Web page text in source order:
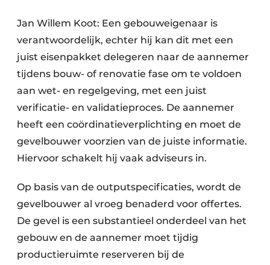
Jan Willem Koot: Een gebouweigenaar is
verantwoordelijk, echter hij kan dit met een
juist eisenpakket delegeren naar de aannemer
tijdens bouw- of renovatie fase om te voldoen
aan wet- en regelgeving, met een juist
verificatie- en validatieproces. De aannemer
heeft een coördinatieverplichting en moet de
gevelbouwer voorzien van de juiste informatie.
Hiervoor schakelt hij vaak adviseurs in.
Op basis van de outputspecificaties, wordt de
gevelbouwer al vroeg benaderd voor offertes.
De gevel is een substantieel onderdeel van het
gebouw en de aannemer moet tijdig
productieruimte reserveren bij de